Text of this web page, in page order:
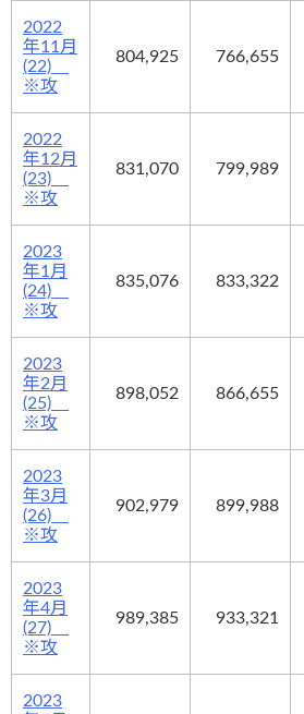
2022
年11月
(22)
※攻
804,925 766,655
2022
年12月
(23)
※攻
831,070 799,989
2023
年1月
(24)
※攻
835,076 833,322
2023
年2月
(25)
※攻
898,052 866,655
2023
年3月
(26)
※攻
902,979 899,988
2023
年4月
(27)
※攻
989,385 933,321
2023